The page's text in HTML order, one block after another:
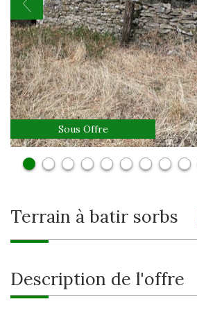
Sous Offre
terrain à batir sorbs
description de l'offre